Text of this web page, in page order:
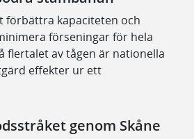
förbättra kapaciteten och
förseningar för hela
flertalet av tågen är nationella
effekter ur ett
genom Skåne